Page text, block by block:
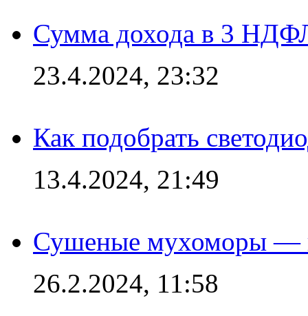
Сумма дохода в 3
23.4.2024, 23:32
Как подобрать
13.4.2024, 21:49
Сушеные мухоморы —
26.2.2024, 11:58